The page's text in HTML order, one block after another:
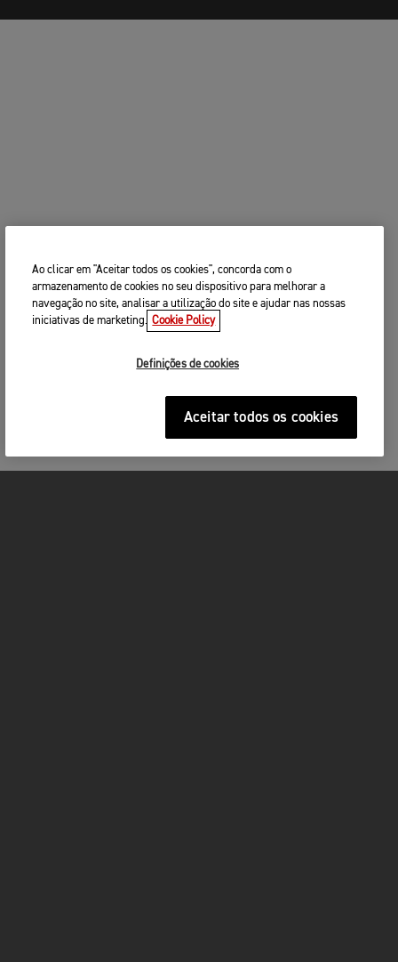
Ao clicar em "Aceitar todos os cookies", concorda com o
armazenamento de cookies no seu dispositivo para melhorar a
navegação no site, analisar a utilização do site e ajudar nas nossas
iniciativas de marketing. Cookie Policy
Definições de cookies
Aceitar todos os cookies